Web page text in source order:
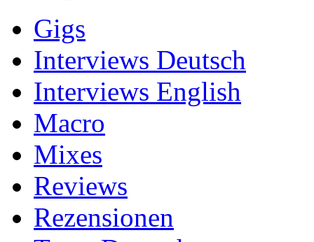
Gigs
Interviews Deutsch
Interviews English
Macro
Mixes
Reviews
Rezensionen